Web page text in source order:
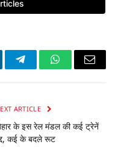
TelegramWhatsApp
Email
ARTICLE
के इस रेल मंडल की कई ट्रेनें
कई के बदले रूट